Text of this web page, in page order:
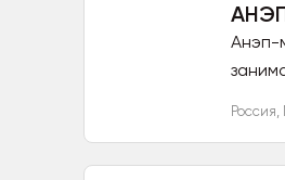
Анэп-
Россия,